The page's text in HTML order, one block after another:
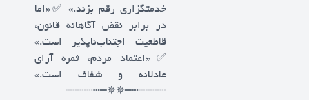
خدمتگزاری رقم بزند.» ✅️«اما
در برابر نقض آگاهانه قانون،
قاطعیت اجتناب‌ناپذیر است.»
✅️«اعتماد مردم، ثمره آرای
عادلانه و شفاف است.»
┄┄┄┄┅━✵✵━┅┄┄┄┄